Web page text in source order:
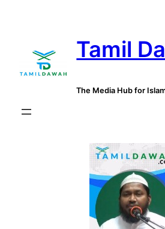
Tamil
The Media Hub for